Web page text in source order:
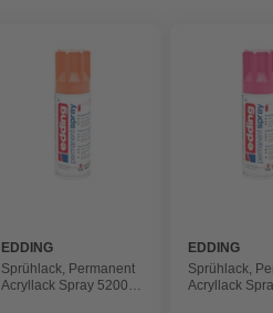
EDDING
Sprühlack, Permanent
Acryllack Spray 5200,
EDDING
Sprühlack,
Acryllack